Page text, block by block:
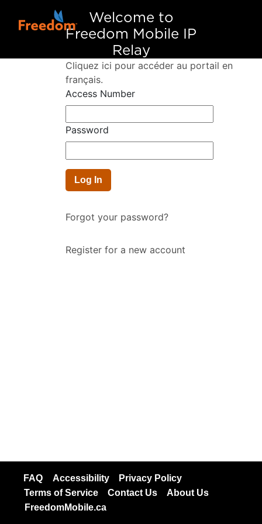
Welcome to
Freedom Mobile IP
Relay
Cliquez ici pour accéder au portail en
français.
Access Number
Password
Forgot your password?
Register for a new account
FAQ Accessibility
Privacy Policy
Terms of Service
Contact Us
About Us
FreedomMobile.ca